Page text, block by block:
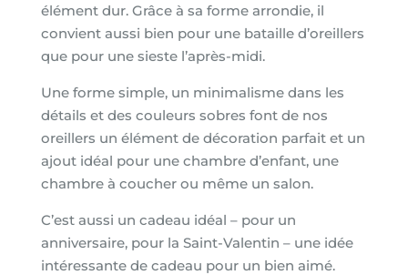
élément dur. Grâce à sa forme arrondie, il
convient aussi bien pour une bataille d’oreillers
que pour une sieste l’après-midi.
Une forme simple, un minimalisme dans les
détails et des couleurs sobres font de nos
oreillers un élément de décoration parfait et un
ajout idéal pour une chambre d’enfant, une
chambre à coucher ou même un salon.
C’est aussi un cadeau idéal – pour un
anniversaire, pour la Saint-Valentin – une idée
intéressante de cadeau pour un bien aimé.